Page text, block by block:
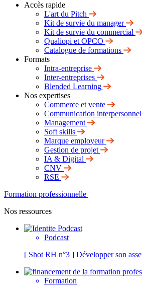
Accès rapide
L'art du Pitch
Kit de survie du manager
Kit de survie du commercial
Qualiopi et OPCO
Catalogue de formations
Formats
Intra-entreprise
Inter-entreprises
Blended Learning
Nos expertises
Commerce et vente
Communication
Management
Soft skills
Marque employeur
Gestion de projet
IA & Digital
CNV
RSE
Formation professionnelle
Nos ressources
Podcast
[ Shot RH n°3 ] Développer son
Formation